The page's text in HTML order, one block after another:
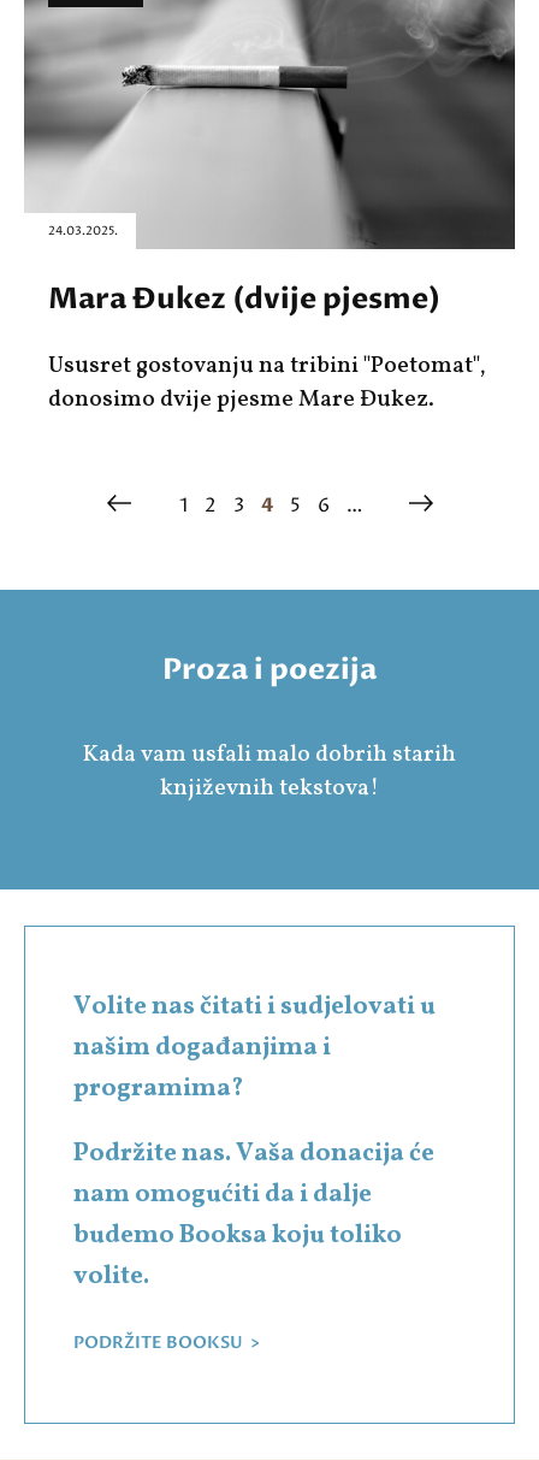
24.03.2025.
Mara Đukez (dvije pjesme)
Ususret gostovanju na tribini "Poetomat",
donosimo dvije pjesme Mare Đukez.
1 2 3 4 5 6 …
Proza i poezija
Kada vam usfali malo dobrih starih
književnih tekstova!
Volite nas čitati i sudjelovati u
našim događanjima i
programima?
Podržite nas. Vaša donacija će
nam omogućiti da i dalje
budemo Booksa koju toliko
volite.
PODRŽITE BOOKSU >